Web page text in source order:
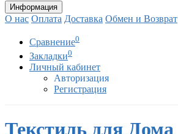
Информация
О нас Оплата Доставка Обмен и Возврат
Сравнение0
Закладки0
Личный кабинет
Авторизация
Регистрация
Текстиль для Дома